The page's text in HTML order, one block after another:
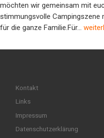
möchten wir gemeinsam mit
stimmungsvolle Campingszene
für die ganze Familie.Für… 5
Kontakt
Links
Impressum
Datenschutzerklärung